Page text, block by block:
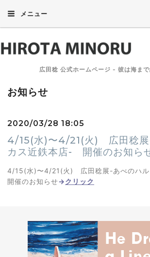
メニュー
広田稔 公式ホームページ - 彼は海ま
お知らせ
2020/03/28 18:05
4/15(水)〜4/21(火) 広田稔展
カス近鉄本店- 開催のお知ら
4/15(水)〜4/21(火) 広田稔展-あべのハ
開催のお知らせ→クリック